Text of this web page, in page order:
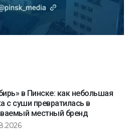
в Пинске: как небольшая
с суши превратилась в
местный бренд